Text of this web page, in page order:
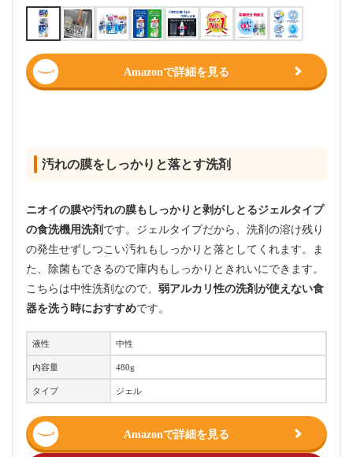
Amazonで詳細を見る
汚れの膜をしっかりと落とす洗剤
ニオイの膜や汚れの膜もしっかりと剥がしとるジェルタイプ
の食洗機用洗剤 です。ジェルタイプだから、洗剤の溶け残り
の発生せずしつこい汚れもしっかりと落としてくれます。ま
た、除菌もできるので庫内もしっかりときれいにできます。
こちらは中性洗剤なので、 弱アルカリ性の洗剤が使えない食
器を洗う時におすすめです。
液性 中性
内容量 480g
タイプ ジェル
Amazonで詳細を見る